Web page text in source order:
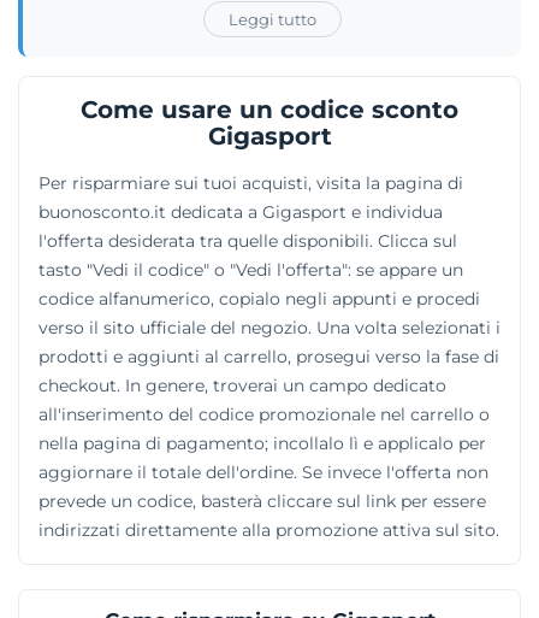
delle montagne acquistano tende da campeggio,
biciclette agili, attrezzatura per l'outdoor e prodotti
coinvolge anche gli amanti del calcio, le attività in
spiaggia e le lezioni di yoga. Oltre alle calzature per il
integratori per la nutrizione fisica. Accessori
immancabili come occhiali resistenti o moderni
orologi digitali completano l'equipaggiamento degli
sportivi con strumenti duraturi nel tempo.
Leggi tutto
Come usare un codice sconto
Gigasport
Per risparmiare sui tuoi acquisti, visita la pagina di
buonosconto.it dedicata a Gigasport e individua
l'offerta desiderata tra quelle disponibili. Clicca sul
tasto "Vedi il codice" o "Vedi l'offerta": se appare un
codice alfanumerico, copialo negli appunti e procedi
verso il sito ufficiale del negozio. Una volta selezionati i
prodotti e aggiunti al carrello, prosegui verso la fase di
checkout. In genere, troverai un campo dedicato
all'inserimento del codice promozionale nel carrello o
nella pagina di pagamento; incollalo lì e applicalo per
aggiornare il totale dell'ordine. Se invece l'offerta non
prevede un codice, basterà cliccare sul link per essere
indirizzati direttamente alla promozione attiva sul sito.